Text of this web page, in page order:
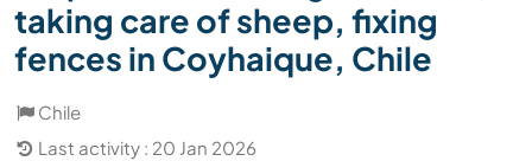
taking care of sheep, fixing
fences in Coyhaique, Chile
Chile
Last activity : 20 Jan 2026